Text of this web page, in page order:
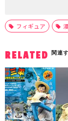
フィギュア
RELATED 関連